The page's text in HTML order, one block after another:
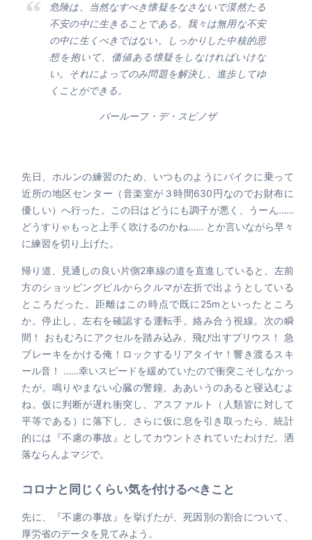
危険は、当然なすべき懐疑をなさないで漠然たる
不安の中に生きることである。我々は無用な不安
の中に生くべきではない。しっかりした中核的思
想を抱いて、価値ある懐疑をしなければいけな
い。それによってのみ問題を解決し、進歩してゆ
くことができる。
バールーフ・デ・スピノザ
先日、ホルンの練習のため、いつものようにバイクに乗って
近所の地区センター（音楽室が３時間630円なのでお財布に
優しい）へ行った。この日はどうにも調子が悪く、うーん……
どうすりゃもっと上手く吹けるのかね…… とか言いながら早々
に練習を切り上げた。
帰り道、見通しの良い片側2車線の道を直進していると、左前
方のショッピングビルからクルマが左折で出ようとしている
ところだった。距離はこの時点で既に25mといったところ
か。停止し、左右を確認する運転手。絡み合う視線。次の瞬
間！ おもむろにアクセルを踏み込み、飛び出すプリウス！ 急
ブレーキをかける俺！ロックするリアタイヤ！響き渡るスキ
ール音！ ……幸いスピードを緩めていたので衝突こそしなかっ
たが。鳴りやまない心臓の警鐘。ああいうのあると寝込むよ
ね。仮に判断が遅れ衝突し、アスファルト（人類皆に対して
平等である）に落下し、さらに仮に息を引き取ったら、統計
的には『不慮の事故』としてカウントされていたわけだ。洒
落ならんよマジで。
コロナと同じくらい気を付けるべきこと
先に、『不慮の事故』を挙げたが、死因別の割合について、
厚労省のデータを見てみよう。